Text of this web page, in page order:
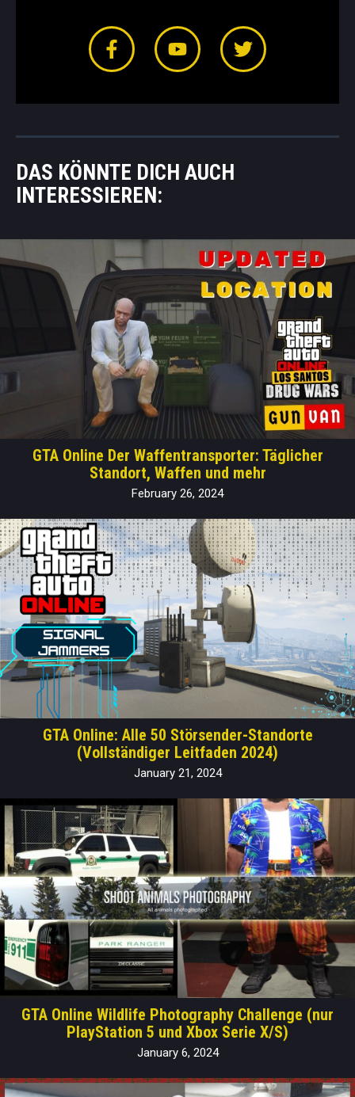
DAS KÖNNTE DICH AUCH
INTERESSIEREN:
GTA Online Der Waffentransporter: Täglicher
Standort, Waffen und mehr
February 26, 2024
GTA Online: Alle 50 Störsender-Standorte
(Vollständiger Leitfaden 2024)
January 21, 2024
GTA Online Wildlife Photography Challenge (nur
PlayStation 5 und Xbox Serie X/S)
January 6, 2024